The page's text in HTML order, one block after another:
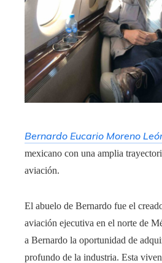
Bernardo Eucario Moreno
mexicano con una amplia
aviación.
El abuelo de Bernardo fue el
aviación ejecutiva en el norte de
a Bernardo la oportunidad de
profundo de la industria. Esta